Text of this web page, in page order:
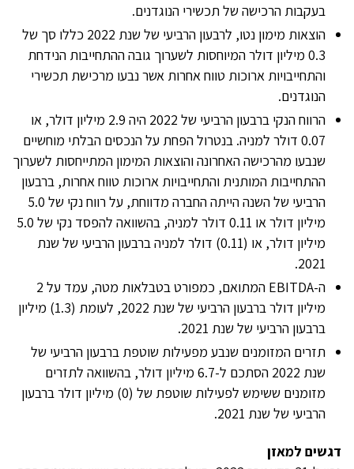
בעקבות הרכישה של תכשירי הנוגדנים.
הוצאות מימון נטו, לרבעון הרביעי של שנת 2022 כללו סך של
0.3 מיליון דולר המיוחסות לשערוך גובה ההתחייבות הנידחת
והתחייבויות ארוכות טווח אחרות אשר נבעו מרכישת תכשירי
הנוגדנים.
הרווח הנקי ברבעון הרביעי של 2022 היה 2.9 מיליון דולר, או
0.07 דולר למניה. בנטרול הפחת על הנכסים הבלתי מוחשיים
שנבעו מהרכישה האחרונה והוצאות המימון המתייחסות לשערוך
ההתחייבות המותנית והתחייבויות ארוכות טווח אחרות, ברבעון
הרביעי של השנה הייתה החברה מדווחת, על רווח נקי של 5.0
מיליון דולר או 0.11 דולר למניה, בהשוואה להפסד נקי של 5.0
מיליון דולר, או (0.11) דולר למניה ברבעון הרביעי של שנת
2021.
ה-EBITDA המתואם, כמפורט בטבלאות מטה, עמד על 2
מיליון דולר ברבעון הרביעי של שנת 2022, לעומת (1.3) מיליון
ברבעון הרביעי של שנת 2021.
תזרים המזומנים שנבע מפעילות שוטפת ברבעון הרביעי של
שנת 2022 הסתכם ל-6.7 מיליון דולר, בהשוואה לתזרים
מזומנים ששימש לפעילות שוטפת של (0) מיליון דולר ברבעון
הרביעי של שנת 2021.
דגשים למאזן